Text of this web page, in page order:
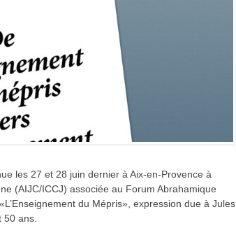
les 27 et 28 juin dernier à Aix-en-Provence à
(AIJC/ICCJ) associée au Forum Abrahamique
du Mépris», expression due à Jules
ans.